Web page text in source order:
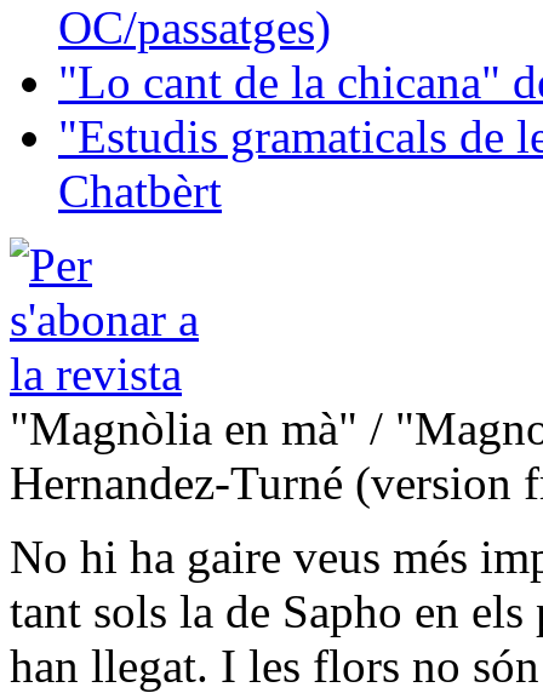
OC/passatges)
"Lo cant de la chicana"
"Estudis gramaticals de
Chatbèrt
"Magnòlia en mà" /
Hernandez-Turné (version
No hi ha gaire veus més
tant sols la de Sapho en
han llegat. I les flors no